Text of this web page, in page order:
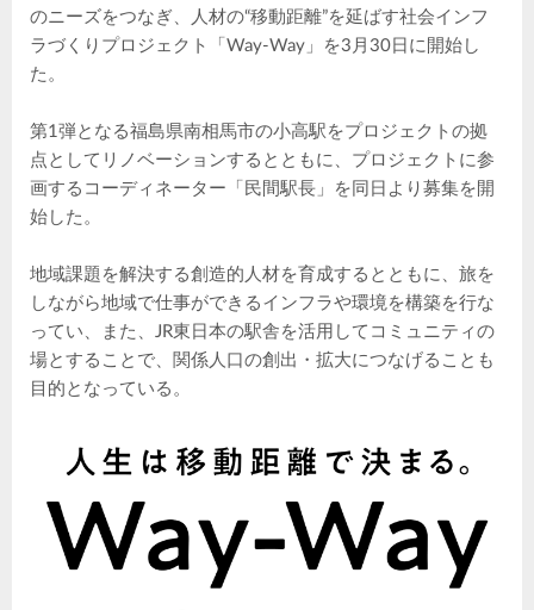
のニーズをつなぎ、人材の“移動距離”を延ばす社会インフ
ラづくりプロジェクト「Way-Way」を3月30日に開始し
た。
第1弾となる福島県南相馬市の小高駅をプロジェクトの拠
点としてリノベーションするとともに、プロジェクトに参
画するコーディネーター「民間駅長」を同日より募集を開
始した。
地域課題を解決する創造的人材を育成するとともに、旅を
しながら地域で仕事ができるインフラや環境を構築を行な
ってい、また、JR東日本の駅舎を活用してコミュニティの
場とすることで、関係人口の創出・拡大につなげることも
目的となっている。